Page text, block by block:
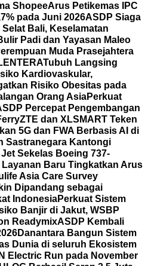
ShopeeArus Petikemas IPC
pada Juni 2026ASDP Siaga
Bali, Keselamatan
Padi dan Yayasan Maleo
Muda Prasejahtera
Tubuh Langsing
Kardiovaskular,
Risiko Obesitas pada
Orang AsiaPerkuat
Percepat Pengembangan
ZTE dan XLSMART Teken
5G dan FWA Berbasis AI di
Sastranegara Kantongi
Sekelas Boeing 737-
Baru Tingkatkan Arus
Asia Care Survey
Dipandang sebagai
IndonesiaPerkuat Sistem
Banjir di Jakut, WSBP
ReadymixASDP Kembali
Danantara Bangun Sistem
Dunia di seluruh Ekosistem
Electric Run pada November